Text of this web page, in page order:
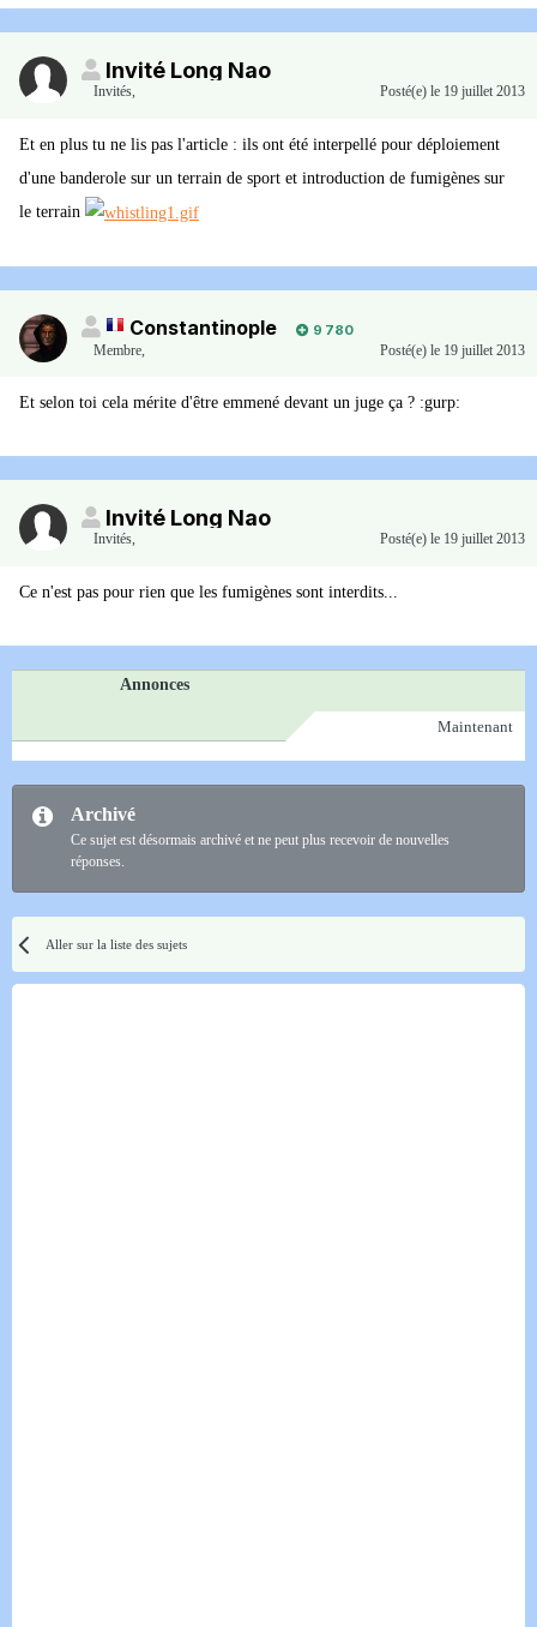
Invité Long Nao
Invités, Posté(e) le 19 juillet 2013
Et en plus tu ne lis pas l'article : ils ont été interpellé pour déploiement
d'une banderole sur un terrain de sport et introduction de fumigènes sur
le terrain
Constantinople
9 780
Membre, Posté(e) le 19 juillet 2013
Et selon toi cela mérite d'être emmené devant un juge ça ? :gurp:
Invité Long Nao
Invités, Posté(e) le 19 juillet 2013
Ce n'est pas pour rien que les fumigènes sont interdits...
Annonces
Maintenant
Archivé
Ce sujet est désormais archivé et ne peut plus recevoir de nouvelles
réponses.
Aller sur la liste des sujets